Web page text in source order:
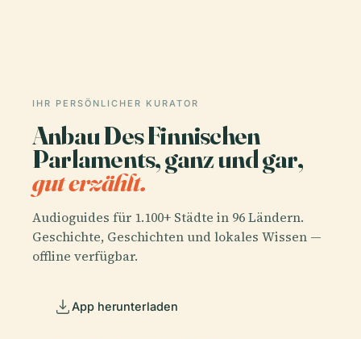
IHR PERSÖNLICHER KURATOR
Anbau Des Finnischen
Parlaments, ganz und gar,
gut erzählt.
Audioguides für 1.100+ Städte in 96 Ländern.
Geschichte, Geschichten und lokales Wissen —
offline verfügbar.
App herunterladen